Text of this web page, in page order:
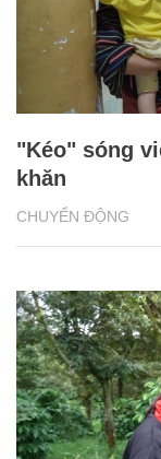
CHUYỂN ĐỘNG
"Kéo" sóng
khăn